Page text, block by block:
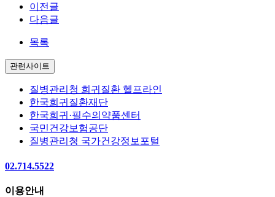
이전글
다음글
목록
관련사이트
질병관리청 희귀질환 헬프라인
한국희귀질환재단
한국희귀·필수의약품센터
국민건강보험공단
질병관리청 국가건강정보포털
02.714.5522
이용안내